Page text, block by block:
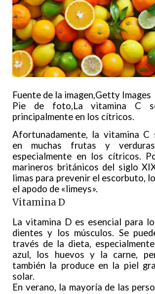
Fuente de la imagen,Getty Images
Pie de foto,La vitamina C
principalmente en los cítricos.
Afortunadamente, la vitamina C
en muchas frutas y
especialmente en los cítricos.
marineros británicos del siglo
limas para prevenir el escorbuto,
el apodo de «limeys».
Vitamina D
La vitamina D es esencial para
dientes y los músculos. Se
través de la dieta,
azul, los huevos y la carne,
también la produce en la piel
solar.
En verano, la mayoría de las